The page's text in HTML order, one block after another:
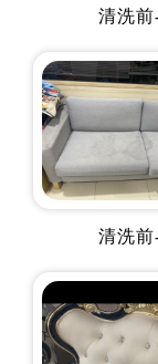
清洗前
清洗前